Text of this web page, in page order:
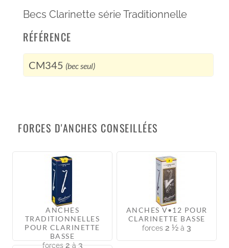
Becs Clarinette série Traditionnelle
RÉFÉRENCE
CM345 (bec seul)
FORCES D'ANCHES CONSEILLÉES
ANCHES
TRADITIONNELLES
POUR CLARINETTE
BASSE
forces2à3
ANCHES V•12 POUR
CLARINETTE BASSE
forces 2 ½ à 3